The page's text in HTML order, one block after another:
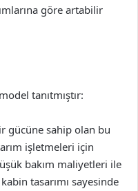
göre artabilir
tanıtmıştır:
gücüne sahip olan bu
işletmeleri için
bakım maliyetleri ile
tasarımı sayesinde